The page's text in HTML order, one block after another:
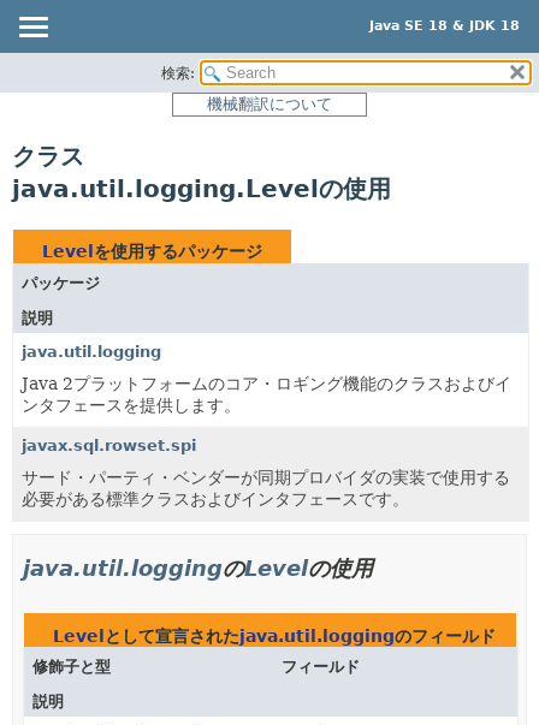
Java SE 18 & JDK 18
パッケージ
クラス
使用
ツリー
新規
非推奨
索引
ヘルプ
検索:
機械翻訳について
クラス
java.util.logging.Levelの使用
Levelを使用するパッケージ
パッケージ
説明
java.util.logging
Java 2プラットフォームのコア・ロギング機能のクラスおよびイ
ンタフェースを提供します。
javax.sql.rowset.spi
サード・パーティ・ベンダーが同期プロバイダの実装で使用する
必要がある標準クラスおよびインタフェースです。
java.util.loggingのLevelの使用
Levelとして宣言されたjava.util.loggingのフィールド
修飾子と型
フィールド
説明